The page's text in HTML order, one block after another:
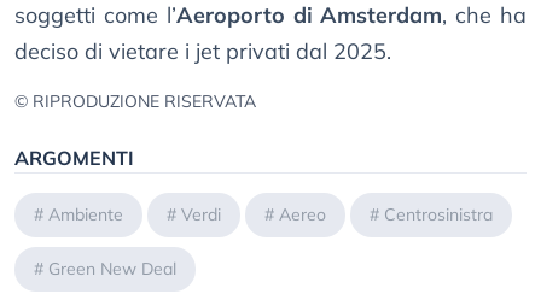
soggetti come l’Aeroporto di Amsterdam, che ha
deciso di vietare i jet privati dal 2025.
© RIPRODUZIONE RISERVATA
ARGOMENTI
# Ambiente # Verdi # Aereo # Centrosinistra
# Green New Deal